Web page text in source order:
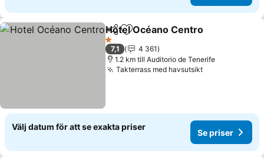
Dela Lägg till i Mina Favoriter
Hotel Océano Centro
1 Stjärnor
7,1
4 361
1.2 km till Auditorio de Tenerife
Takterrass med havsutsikt
Välj datum för att se exakta priser
Se priser